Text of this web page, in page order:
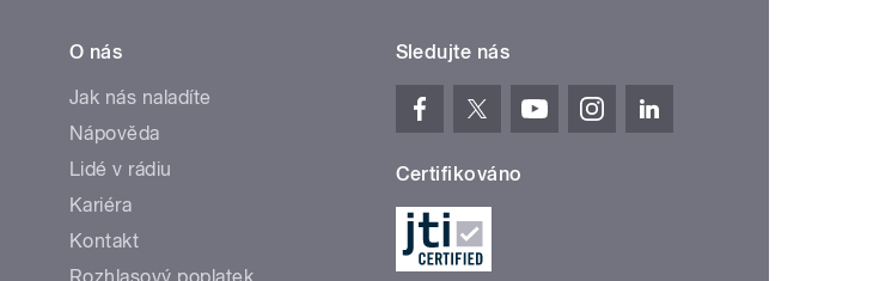
O nás
Jak nás naladíte
Nápověda
Lidé v rádiu
Kariéra
Kontakt
Rozhlasový poplatek
Sledujte nás
Certifikováno